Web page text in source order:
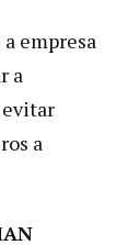
empresa
a
evitar
a